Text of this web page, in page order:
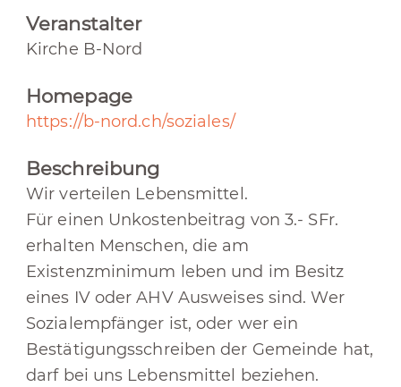
Veranstalter
Kirche B-Nord
Homepage
https://b-nord.ch/soziales/
Beschreibung
Wir verteilen Lebensmittel.
Für einen Unkostenbeitrag von 3.- SFr.
erhalten Menschen, die am
Existenzminimum leben und im Besitz
eines IV oder AHV Ausweises sind. Wer
Sozialempfänger ist, oder wer ein
Bestätigungsschreiben der Gemeinde hat,
darf bei uns Lebensmittel beziehen.